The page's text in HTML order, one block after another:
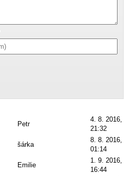
Petr
4. 8. 2016,
21:32
šárka
8. 8. 2016,
01:14
Emilie
1. 9. 2016,
16:44